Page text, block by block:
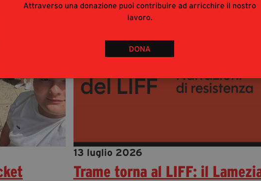
Attraverso una donazione puoi contribuire ad arricchire il nostro
lavoro.
DONA
13 luglio 2026
Trame torna al LIFF: il